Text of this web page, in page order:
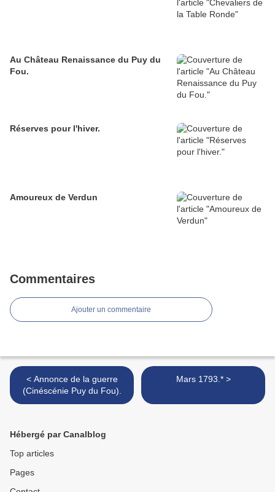
Au Château Renaissance du Puy du
Fou.
Réserves pour l'hiver.
Amoureux de Verdun
Commentaires
Ajouter un commentaire
< Annonce de la guerre
(Cinéscénie Puy du Fou).
Mars 1793.* >
Hébergé par Canalblog
Top articles
Pages